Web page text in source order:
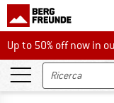
Up to 50% off now in
Up to 50% off now in